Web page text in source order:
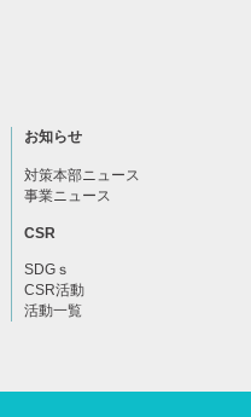
お知らせ
対策本部ニュース
事業ニュース
CSR
SDGｓ
CSR活動
活動一覧